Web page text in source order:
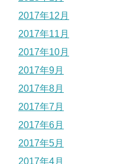
2017年12月
2017年11月
2017年10月
2017年9月
2017年8月
2017年7月
2017年6月
2017年5月
2017年4月